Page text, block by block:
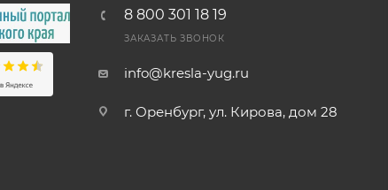
8 800 301 18 19
ЗАКАЗАТЬ ЗВОНОК
info@kresla-yug.ru
г. Оренбург, ул. Кирова, дом 28